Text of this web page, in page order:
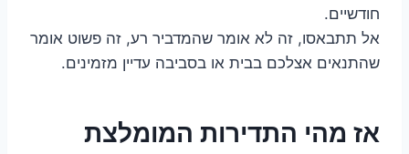
חודשיים.
אל תתבאסו, זה לא אומר שהמדביר רע, זה פשוט אומר
שהתנאים אצלכם בבית או בסביבה עדיין מזמינים.
אז מהי התדירות המומלצת